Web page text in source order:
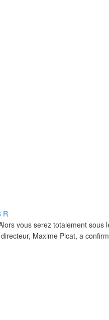
R
vous serez totalement sous
Maxime Picat, a